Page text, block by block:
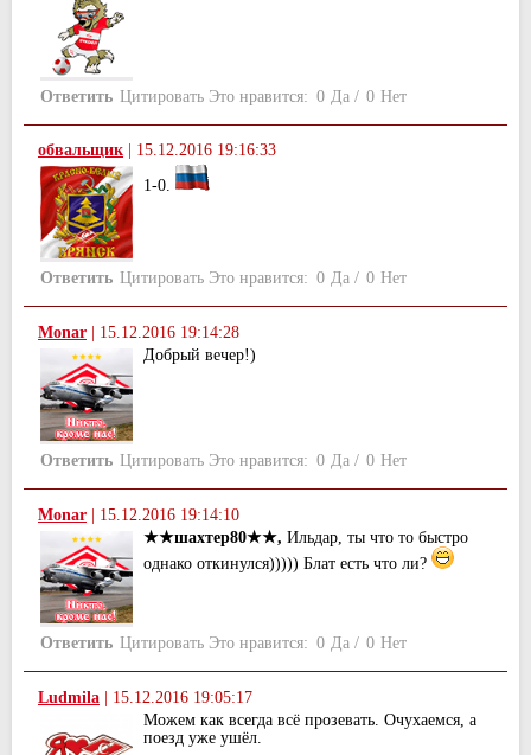
Ответить Цитировать Это нравится: 0 Да / 0 Нет
обвальщик
15.12.2016 19:16:33
1-0.
Ответить Цитировать Это нравится: 0 Да / 0 Нет
Monar
15.12.2016 19:14:28
Добрый вечер!)
Ответить Цитировать Это нравится: 0 Да / 0 Нет
Monar
15.12.2016 19:14:10
★★шахтер80★★, Ильдар, ты что то быстро
однако откинулся))))) Блат есть что ли?
Ответить Цитировать Это нравится: 0 Да / 0 Нет
Ludmila | 15.12.2016 19:05:17
Можем как всегда всё прозевать. Очухаемся, а
поезд уже ушёл.